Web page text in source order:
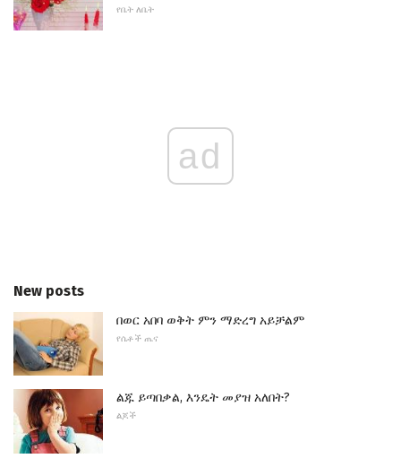
የቤት ለቤት
ad
New posts
በወር አበባ ወቅት ምን ማድረግ አይቻልም
የሴቶች ጤና
ልጁ ይጣበቃል, እንዴት መያዝ አለበት?
ልጆች